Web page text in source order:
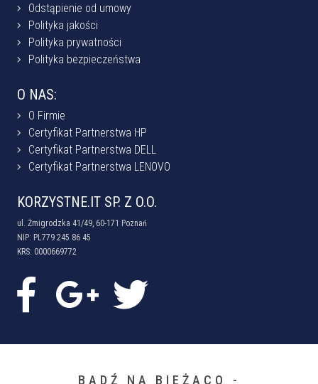
Odstąpienie od umowy
Polityka jakości
Polityka prywatności
Polityka bezpieczeństwa
O NAS:
O Firmie
Certyfikat Partnerstwa HP
Certyfikat Partnerstwa DELL
Certyfikat Partnerstwa LENOVO
KORZYSTNE.IT SP. Z O.O.
ul. Żmigrodzka 41/49, 60-171 Poznań
NIP: PL779 245 86 45
KRS: 0000669772
BĄDŹ NA BIEŻĄCO -